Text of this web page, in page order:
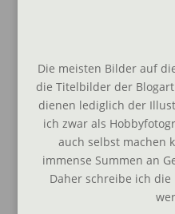
Die meisten Bilder auf
die Titelbilder der
dienen lediglich der
ich zwar als
auch selbst machen
immense Summen an
Daher schreibe ich